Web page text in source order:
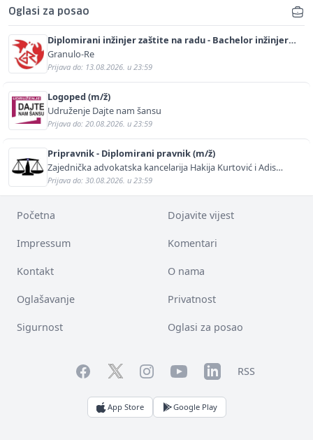
Oglasi za posao
Diplomirani inžinjer zaštite na radu - Bachelor inžinjer
sigurnosti i pomoći (m/ž)
Granulo-Re
Prijava do: 13.08.2026. u 23:59
Logoped (m/ž)
Udruženje Dajte nam šansu
Prijava do: 20.08.2026. u 23:59
Pripravnik - Diplomirani pravnik (m/ž)
Zajednička advokatska kancelarija Hakija Kurtović i Adis
Kurtović
Prijava do: 30.08.2026. u 23:59
Početna Dojavite vijest
Impressum Komentari
Kontakt O nama
Oglašavanje Privatnost
Sigurnost Oglasi za posao
FacebookTwitterInstagramYouTubeLinkedInRSS
App Store Google Play